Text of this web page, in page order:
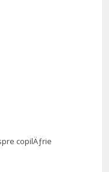
copilÄƒrie